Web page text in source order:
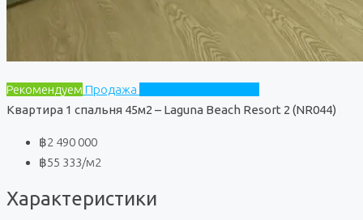
Рекомендуем Продажа
Квартира 1 спальня 45м2 – Laguna Beach Resort 2 (NR044)
฿2 490 000
฿55 333/м2
Характеристики